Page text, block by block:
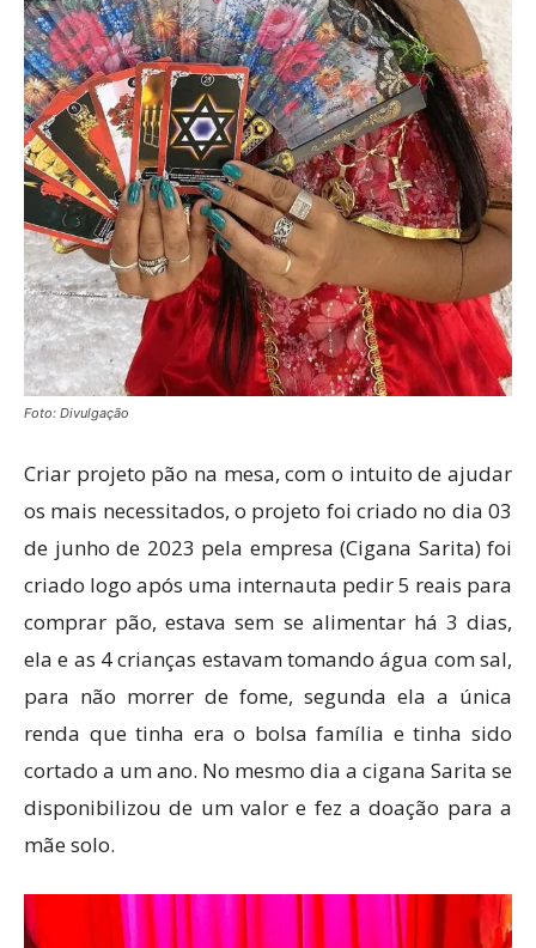
Foto: Divulgação
Criar projeto pão na mesa, com o intuito de ajudar
os mais necessitados, o projeto foi criado no dia 03
de junho de 2023 pela empresa (Cigana Sarita) foi
criado logo após uma internauta pedir 5 reais para
comprar pão, estava sem se alimentar há 3 dias,
ela e as 4 crianças estavam tomando água com sal,
para não morrer de fome, segunda ela a única
renda que tinha era o bolsa família e tinha sido
cortado a um ano. No mesmo dia a cigana Sarita se
disponibilizou de um valor e fez a doação para a
mãe solo.